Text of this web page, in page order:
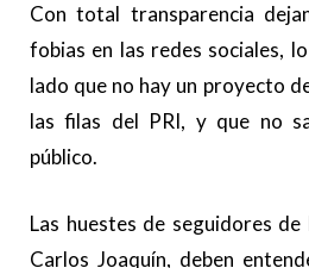
Con total transparencia
fobias en las redes sociales,
lado que no hay un proyecto
las filas del PRI, y que no
público.
Las huestes de seguidores de
Carlos Joaquín, deben